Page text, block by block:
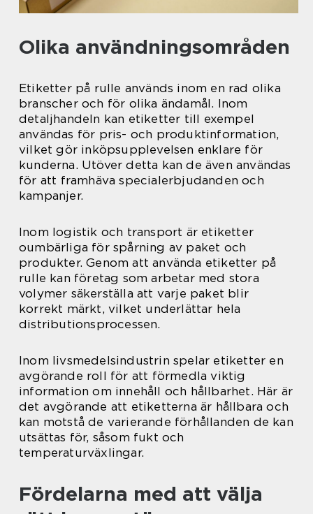
Olika användningsområden
Etiketter på rulle används inom en rad olika
branscher och för olika ändamål. Inom
detaljhandeln kan etiketter till exempel
användas för pris- och produktinformation,
vilket gör inköpsupplevelsen enklare för
kunderna. Utöver detta kan de även användas
för att framhäva specialerbjudanden och
kampanjer.
Inom logistik och transport är etiketter
oumbärliga för spårning av paket och
produkter. Genom att använda etiketter på
rulle kan företag som arbetar med stora
volymer säkerställa att varje paket blir
korrekt märkt, vilket underlättar hela
distributionsprocessen.
Inom livsmedelsindustrin spelar etiketter en
avgörande roll för att förmedla viktig
information om innehåll och hållbarhet. Här är
det avgörande att etiketterna är hållbara och
kan motstå de varierande förhållanden de kan
utsättas för, såsom fukt och
temperaturväxlingar.
Fördelarna med att välja